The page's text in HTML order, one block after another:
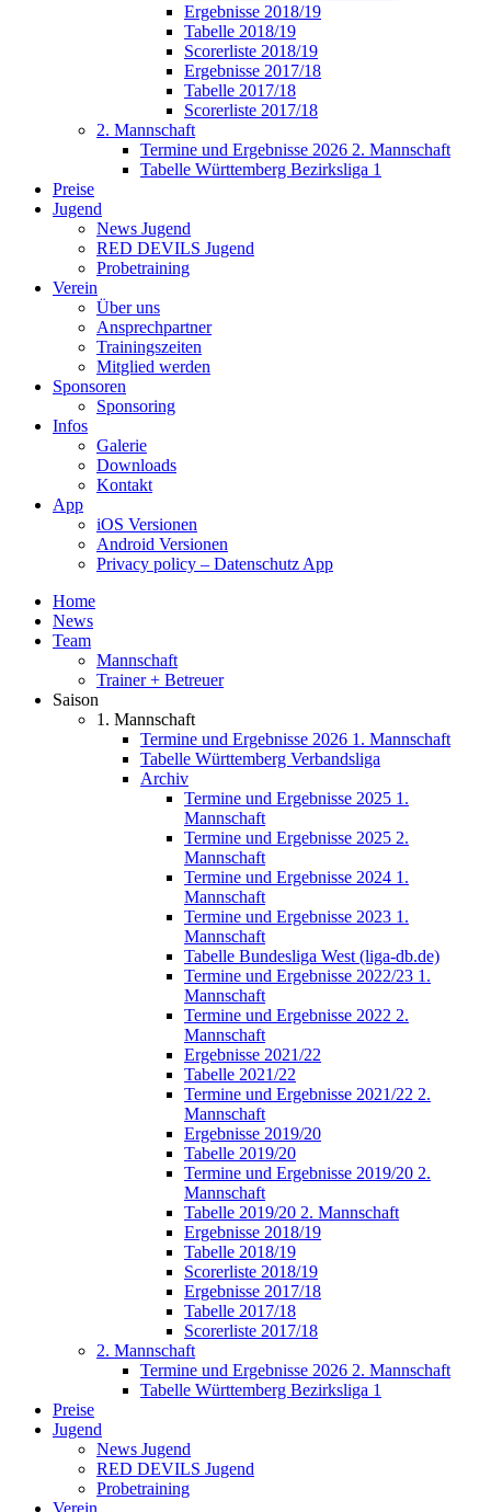
Ergebnisse 2018/19
Tabelle 2018/19
Scorerliste 2018/19
Ergebnisse 2017/18
Tabelle 2017/18
Scorerliste 2017/18
2. Mannschaft
Termine und Ergebnisse 2026 2. Mannschaft
Tabelle Württemberg Bezirksliga 1
Preise
Jugend
News Jugend
RED DEVILS Jugend
Probetraining
Verein
Über uns
Ansprechpartner
Trainingszeiten
Mitglied werden
Sponsoren
Sponsoring
Infos
Galerie
Downloads
Kontakt
App
iOS Versionen
Android Versionen
Privacy policy – Datenschutz App
Home
News
Team
Mannschaft
Trainer + Betreuer
Saison
1. Mannschaft
Termine und Ergebnisse 2026 1. Mannschaft
Tabelle Württemberg Verbandsliga
Archiv
Termine und Ergebnisse 2025 1.
Mannschaft
Termine und Ergebnisse 2025 2.
Mannschaft
Termine und Ergebnisse 2024 1.
Mannschaft
Termine und Ergebnisse 2023 1.
Mannschaft
Tabelle Bundesliga West (liga-db.de)
Termine und Ergebnisse 2022/23 1.
Mannschaft
Termine und Ergebnisse 2022 2.
Mannschaft
Ergebnisse 2021/22
Tabelle 2021/22
Termine und Ergebnisse 2021/22 2.
Mannschaft
Ergebnisse 2019/20
Tabelle 2019/20
Termine und Ergebnisse 2019/20 2.
Mannschaft
Tabelle 2019/20 2. Mannschaft
Ergebnisse 2018/19
Tabelle 2018/19
Scorerliste 2018/19
Ergebnisse 2017/18
Tabelle 2017/18
Scorerliste 2017/18
2. Mannschaft
Termine und Ergebnisse 2026 2. Mannschaft
Tabelle Württemberg Bezirksliga 1
Preise
Jugend
News Jugend
RED DEVILS Jugend
Probetraining
Verein